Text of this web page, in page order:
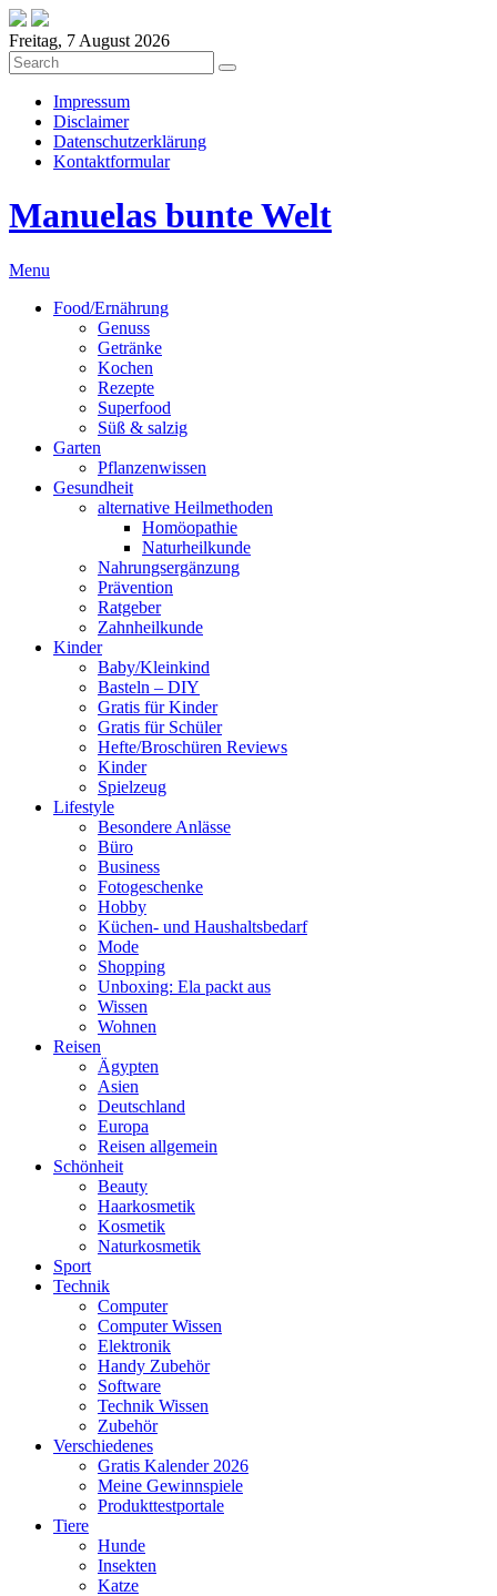
Freitag, 7 August 2026
Impressum
Disclaimer
Datenschutzerklärung
Kontaktformular
Manuelas bunte Welt
Menu
Food/Ernährung
Genuss
Getränke
Kochen
Rezepte
Superfood
Süß & salzig
Garten
Pflanzenwissen
Gesundheit
alternative Heilmethoden
Homöopathie
Naturheilkunde
Nahrungsergänzung
Prävention
Ratgeber
Zahnheilkunde
Kinder
Baby/Kleinkind
Basteln – DIY
Gratis für Kinder
Gratis für Schüler
Hefte/Broschüren Reviews
Kinder
Spielzeug
Lifestyle
Besondere Anlässe
Büro
Business
Fotogeschenke
Hobby
Küchen- und Haushaltsbedarf
Mode
Shopping
Unboxing: Ela packt aus
Wissen
Wohnen
Reisen
Ägypten
Asien
Deutschland
Europa
Reisen allgemein
Schönheit
Beauty
Haarkosmetik
Kosmetik
Naturkosmetik
Sport
Technik
Computer
Computer Wissen
Elektronik
Handy Zubehör
Software
Technik Wissen
Zubehör
Verschiedenes
Gratis Kalender 2026
Meine Gewinnspiele
Produkttestportale
Tiere
Hunde
Insekten
Katze